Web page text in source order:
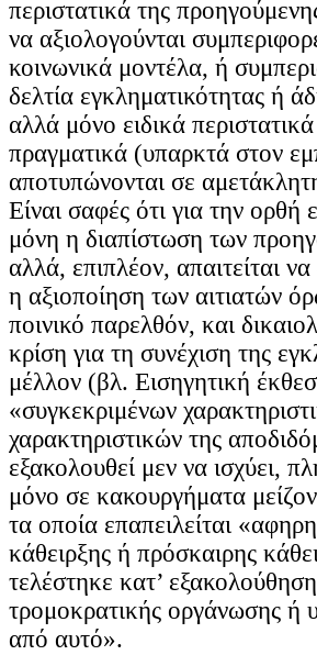
περιστατικά της
να αξιολογούνται
κοινωνικά μοντέλα, ή
δελτία εγκληματικότητας ή
αλλά μόνο ειδικά
πραγματικά (υπαρκτά στον
αποτυπώνονται σε
Είναι σαφές ότι για την ορθή
μόνη η διαπίστωση των
αλλά, επιπλέον, απαιτείται
η αξιοποίηση των αιτιατών
ποινικό παρελθόν, και
κρίση για τη συνέχιση της
μέλλον (βλ. Εισηγητική
«συγκεκριμένων
χαρακτηριστικών της
εξακολουθεί μεν να ισχύει,
μόνο σε κακουργήματα
τα οποία επαπειλείται
κάθειρξης ή πρόσκαιρης
τελέστηκε κατ’
τρομοκρατικής οργάνωσης ή
από αυτό».